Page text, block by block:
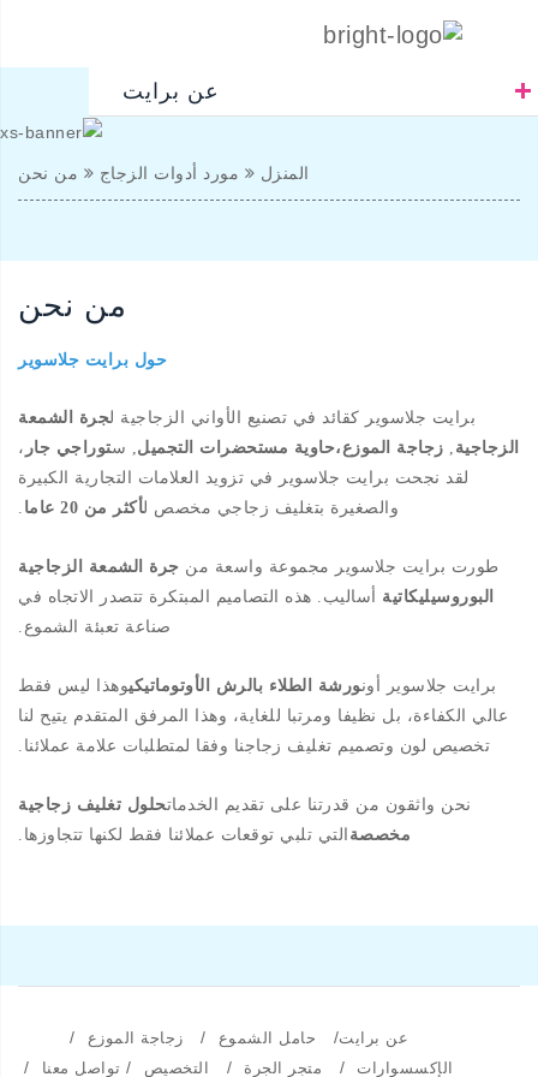
عن برايت
المنزل مورد أدوات الزجاج من نحن
من نحن
حول برايت جلاسوير
برايت جلاسوير كقائد في تصنيع الأواني الزجاجية لجرة الشمعة
الزجاجية , زجاجة الموزع،حاوية مستحضرات التجميل, ستوراجي جار ،
لقد نجحت برايت جلاسوير في تزويد العلامات التجارية الكبيرة
والصغيرة بتغليف زجاجي مخصص لأكثر من 20 عاما .
طورت برايت جلاسوير مجموعة واسعة من جرة الشمعة الزجاجية
البوروسيليكاتية
أساليب. هذه التصاميم المبتكرة تتصدر الاتجاه في
صناعة تعبئة الشموع.
برايت جلاسوير أونورشة الطلاء بالرش الأوتوماتيكيوهذا ليس فقط
عالي الكفاءة، بل نظيفا ومرتبا للغاية، وهذا المرفق المتقدم يتيح لنا
تخصيص لون وتصميم تغليف زجاجنا وفقا لمتطلبات علامة عملائنا.
نحن واثقون من قدرتنا على تقديم الخدماتحلول تغليف زجاجية
مخصصة التي تلبي توقعات عملائنا فقط لكنها تتجاوزها.
عن برايت/ حامل الشموع / زجاجة الموزع /
الإكسسوارات / متجر الجرة / التخصيص / تواصل معنا /